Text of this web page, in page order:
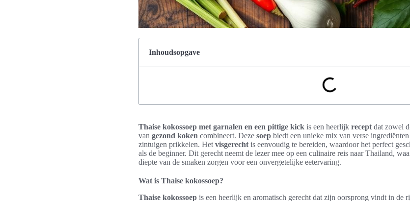
Inhoudsopgave
Thaise kokossoep met garnalen en een pittige kick is een heerlijk recept dat zowel
van gezond koken combineert. Deze soep biedt een unieke mix van verse
zintuigen prikkelen. Het visgerecht is eenvoudig te bereiden, waardoor het perfect
als de beginner. Dit gerecht neemt de lezer mee op een culinaire reis naar Thailand,
diepte van de smaken zorgen voor een onvergetelijke eetervaring.
Wat is Thaise kokossoep?
Thaise kokossoep is een heerlijk en aromatisch gerecht dat zijn oorsprong vindt in de